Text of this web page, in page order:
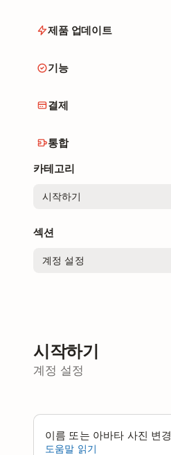
제품 업데이트
기능
결제
통합
카테고리
섹션
시작하기
계정 설정
이름 또는 아바타 사진 변경
도움말 읽기